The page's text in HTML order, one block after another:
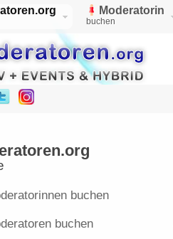
Moderatorin
buchen
buchen
buchen